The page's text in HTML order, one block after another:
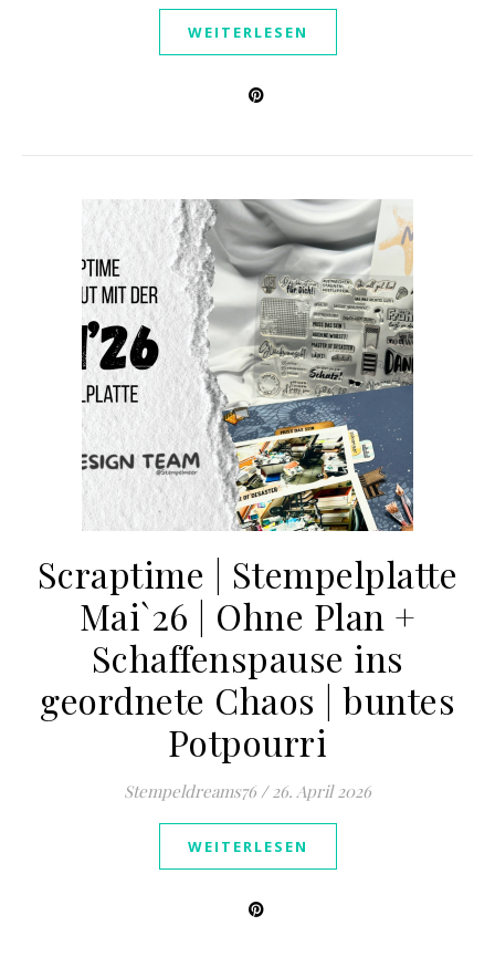
WEITERLESEN
Scraptime | Stempelplatte
Mai`26 | Ohne Plan +
Schaffenspause ins
geordnete Chaos | buntes
Potpourri
Stempeldreams76 / 26. April 2026
WEITERLESEN